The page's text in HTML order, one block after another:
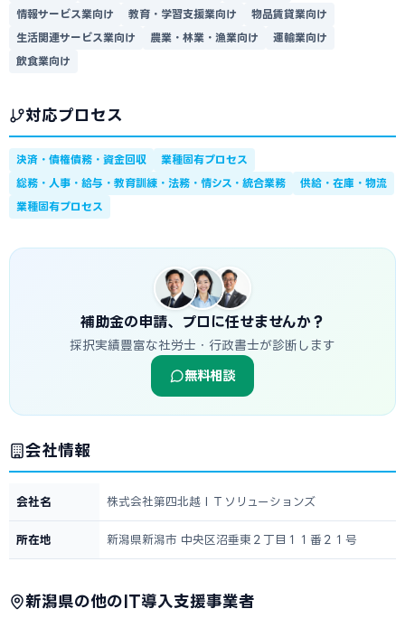
情報サービス業向け
教育・学習支援業向け
物品賃貸業向け
生活関連サービス業向け
農業・林業・漁業向け
運輸業向け
飲食業向け
対応プロセス
決済・債権債務・資金回収
業種固有プロセス
総務・人事・給与・教育訓練・法務・情シス・統合業務
供給・在庫・物流
業種固有プロセス
補助金の申請、プロに任せませんか？
採択実績豊富な社労士・行政書士が診断します
無料相談
会社情報
会社名 株式会社第四北越ＩＴソリューションズ
所在地 新潟県新潟市 中央区沼垂東２丁目１１番２１号
新潟県の他のIT導入支援事業者